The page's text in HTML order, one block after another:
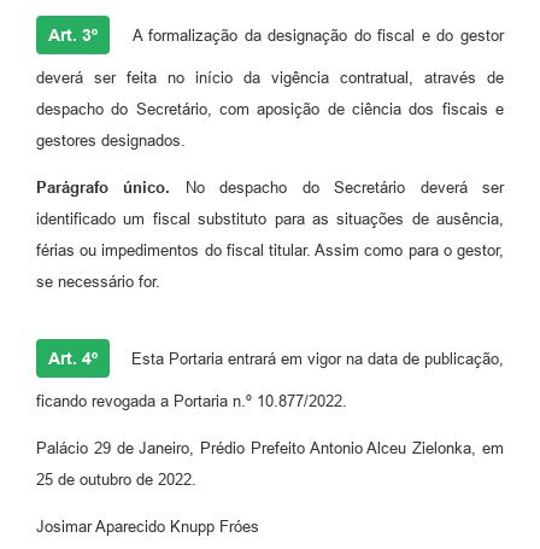
Art. 3º A formalização da designação do fiscal e do gestor
deverá ser feita no início da vigência contratual, através de
despacho do Secretário, com aposição de ciência dos fiscais e
gestores designados.
Parágrafo único. No despacho do Secretário deverá ser
identificado um fiscal substituto para as situações de ausência,
férias ou impedimentos do fiscal titular. Assim como para o gestor,
se necessário for.
Art. 4º Esta Portaria entrará em vigor na data de publicação,
ficando revogada a Portaria n.º 10.877/2022.
Palácio 29 de Janeiro, Prédio Prefeito Antonio Alceu Zielonka, em
25 de outubro de 2022.
Josimar Aparecido Knupp Fróes